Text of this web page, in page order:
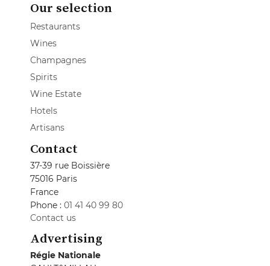
Our selection
Restaurants
Wines
Champagnes
Spirits
Wine Estate
Hotels
Artisans
Contact
37-39 rue Boissière
75016 Paris
France
Phone : 01 41 40 99 80
Contact us
Advertising
Régie Nationale